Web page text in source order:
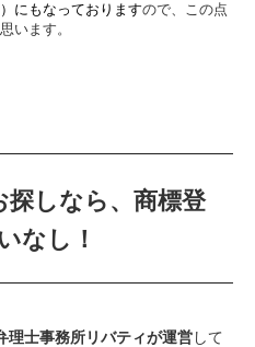
にもなっておりますので、この点
います。
探しなら、商標登
なし！
理士事務所リバティが運営して